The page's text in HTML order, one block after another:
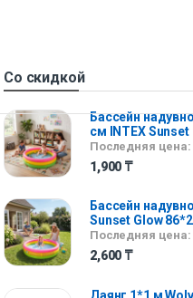
Со скидкой
Бассейн
см INTEX Sunset
Последняя цена:
1,900 ₸
Бассейн
Sunset Glow
Последняя цена:
2,600 ₸